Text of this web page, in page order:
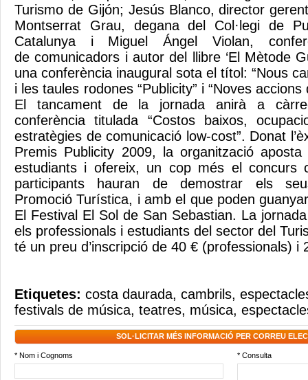
Turismo de Gijón; Jesús Blanco, director
Montserrat Grau, degana del Col·legi de
Catalunya i Miguel Ángel Violan,
de comunicadors i autor del llibre ‘El Mètode
una conferència inaugural sota el títol: “Nous
i les taules rodones “Publicity” i “Noves
El tancament de la jornada anirà a
conferència titulada “Costos baixos,
estratègies de comunicació low-cost”. Donat
Premis Publicity 2009, la organització aposta
estudiants i ofereix, un cop més el concurs
participants hauran de demostrar els
Promoció Turística, i amb el que poden
El Festival El Sol de San Sebastian. La
els professionals i estudiants del sector del
té un preu d’inscripció de 40 € (professionals)
Etiquetes: costa daurada, cambrils,
festivals de música, teatres, música,
SOL·LICITAR MÉS INFORMACIÓ PER CORREU
* Nom i Cognoms * Consulta